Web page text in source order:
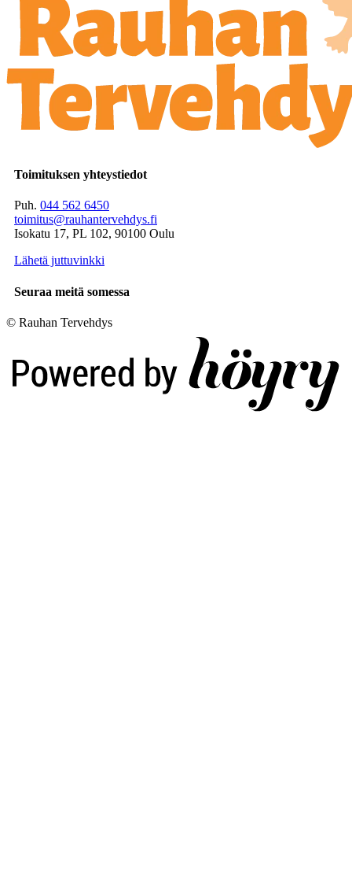
Toimituksen yhteystiedot
Puh. 044 562 6450
toimitus@rauhantervehdys.fi
Isokatu 17, PL 102, 90100 Oulu
Lähetä juttuvinkki
Seuraa meitä somessa
© Rauhan Tervehdys